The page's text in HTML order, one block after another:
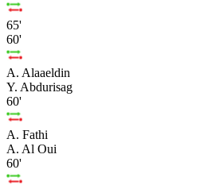
65'
60'
A. Alaaeldin
Y. Abdurisag
60'
A. Fathi
A. Al Oui
60'